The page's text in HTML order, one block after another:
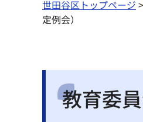
世田谷区トップページ >
定例会）
教育委